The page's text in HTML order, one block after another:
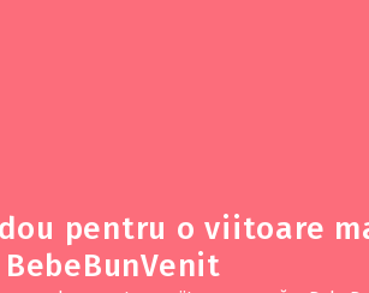
pentru o viitoare
BebeBunVenit